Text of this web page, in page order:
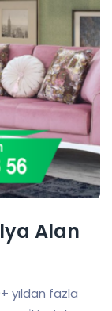
Alan
yıldan fazla